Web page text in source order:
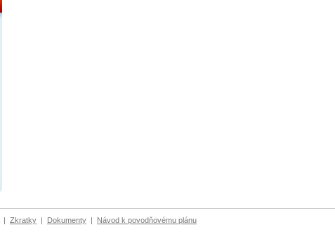
| Zkratky | Dokumenty | Návod k povodňovému plánu